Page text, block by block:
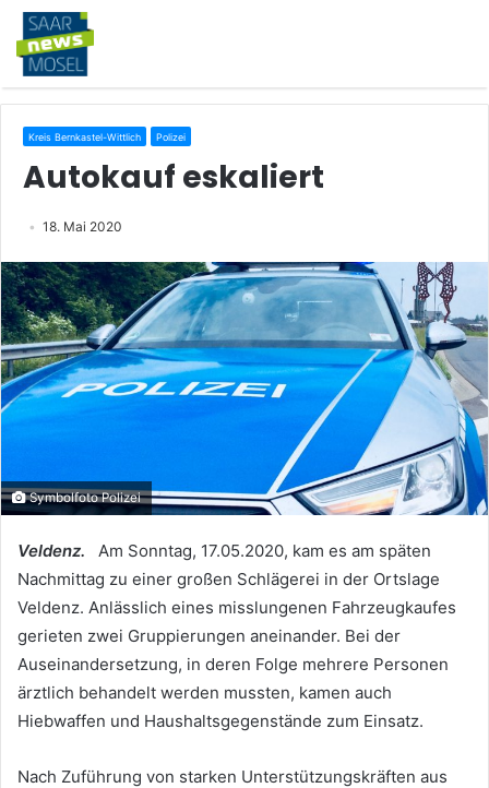
Kreis Bernkastel-Wittlich Polizei
Autokauf eskaliert
18. Mai 2020
Symbolfoto Polizei
Veldenz. Am Sonntag, 17.05.2020, kam es am späten
Nachmittag zu einer großen Schlägerei in der Ortslage
Veldenz. Anlässlich eines misslungenen Fahrzeugkaufes
gerieten zwei Gruppierungen aneinander. Bei der
Auseinandersetzung, in deren Folge mehrere Personen
ärztlich behandelt werden mussten, kamen auch
Hiebwaffen und Haushaltsgegenstände zum Einsatz.
Nach Zuführung von starken Unterstützungskräften aus